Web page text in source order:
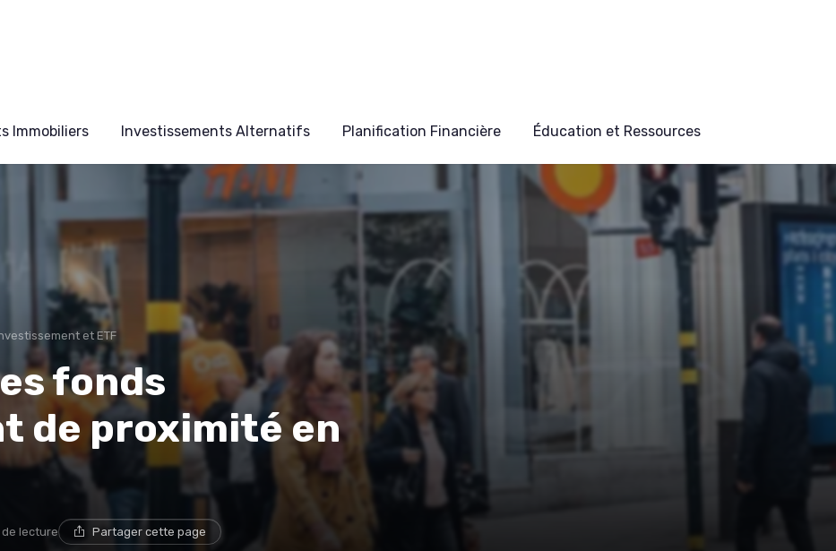
Immobiliers Investissements Alternatifs Planification Financière Éducation et Ressources
et ETF
fonds
de proximité en
de lecture Partager cette page